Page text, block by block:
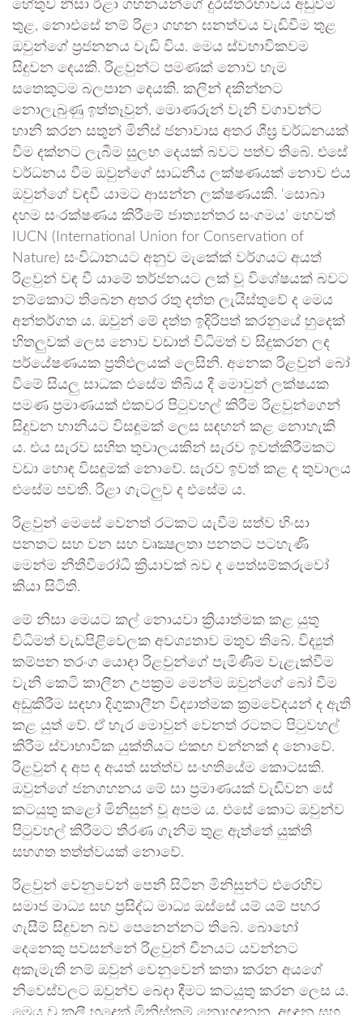
හේතුව නිසා රිළා ගහනයන්ගේ දුරස්තරභාවය අඩුවීම
තුළ, නොඑසේ නම් රිළා ගහන ඝනත්වය වැඩිවීම තුළ
ඔවුන්ගේ ප්‍රජනනය වැඩි විය. මෙය ස්වභාවිකවම
සිදුවන දෙයකි. රිළවුන්ට පමණක් නොව හැම
සතෙකුටම බලපාන දෙයකි. කලින් දකින්නට
නොලැබුණු ඉත්තෑවුන්, මොණරුන් වැනි වගාවන්ට
හානි කරන සතුන් මිනිස් ජනාවාස අතර ශීඝ්‍ර වර්ධනයක්
වීම දක්නට ලැබීම සුලභ දෙයක් බවට පත්ව තිබේ. එසේ
වර්ධනය වීම ඔවුන්ගේ සාධනීය ලක්ෂණයක් නොව එය
ඔවුන්ගේ වඳවී යාමට ආසන්න ලක්ෂණයකි. ‘සොබා
දහම සංරක්ෂණය කිරීමේ ජාත්‍යන්තර සංගමය’ හෙවත්
IUCN (International Union for Conservation of
Nature) සංවිධානයට අනුව මැකේක් වර්ගයට අයත්
රිළවුන් වඳ වී යාමේ තර්ජනයට ලක් වූ විශේෂයක් බවට
නම්කොට තිබෙන අතර රතු දත්ත ලැයිස්තුවේ ද මෙය
අන්තර්ගත ය. ඔවුන් මේ දත්ත ඉදිරිපත් කරනුයේ හුදෙක්
හිතලුවක් ලෙස නොව වඩාත් විධිමත් ව සිදුකරන ලද
පර්යේෂණයක ප්‍රතිඵලයක් ලෙසිනි. අනෙක රිළවුන් බෝ
වීමේ සියලු සාධක එසේම තිබිය දී මොවුන් ලක්ෂයක
පමණ ප්‍රමාණයක් එකවර පිටුවහල් කිරීම රිළවුන්ගෙන්
සිදුවන හානියට විසඳූමක් ලෙස සඳහන් කළ නොහැකි
ය. එය සැරව සහිත තුවාලයකින් සැරව ඉවත්කිරීමකට
වඩා හොඳ විසඳූමක් නොවේ. සැරව ඉවත් කළ ද තුවාලය
එසේම පවතී. රිළා ගැටලුව ද එසේම ය.
රිළවුන් මෙසේ වෙනත් රටකට යැවීම සත්ව හිංසා
පනතට සහ වන සහ වෘක්‍ෂලතා පනතට පටහැණි
මෙන්ම නීතීවීරෝධී ක්‍රියාවක් බව ද පෙත්සම්කරුවෝ
කියා සිටිති.
මේ නිසා මෙයට කල් නොයවා ක්‍රියාත්මක කළ යුතු
විධිමත් වැඩපිළිවෙලක අවශ්‍යතාව මතුව තිබේ. විද්‍යුත්
කම්පන තරංග යොදා රිළවුන්ගේ පැමිණීම වැළැක්වීම
වැනි කෙටි කාලීන උපක්‍රම මෙන්ම ඔවුන්ගේ බෝ වීම
අඩුකිරීම සඳහා දිගුකාලීන විද්‍යාත්මක ක්‍රමවේදයන් ද ඇති
කළ යුත් වේ. ඒ හැර මොවුන් වෙනත් රටතට පිටුවහල්
කිරීම ස්වාභාවික යුක්තියට එකඟ වන්නක් ද නොවේ.
රිළවුන් ද අප ද අයත් සත්ත්ව සංහතියේම කොටසකි.
ඔවුන්ගේ ජනගහනය මේ සා ප්‍රමාණයක් වැඩිවන සේ
කටයුතු කළෝ මිනිසුන් වූ අපම ය. එසේ කොට ඔවුන්ව
පිටුවහල් කිරීමට තීරණ ගැනීම තුළ ඇත්තේ යුක්ති
සහගත තත්ත්වයක් නොවේ.
රිළවුන් වෙනුවෙන් පෙනී සිටින මිනිසුන්ට එරෙහිව
සමාජ මාධ්‍ය සහ ප්‍රසිද්ධ මාධ්‍ය ඔස්සේ යම් යම් පහර
ගැසීම් සිදුවන බව පෙනෙන්නට තිබේ. බොහෝ
දෙනෙකු පවසන්නේ රිළවුන් චීනයට යවන්නට
අකැමැති නම් ඔවුන් වෙනුවෙන් කතා කරන අයගේ
නිවෙස්වලට ඔවුන්ව බෙදා දීමට කටයුතු කරන ලෙස ය.